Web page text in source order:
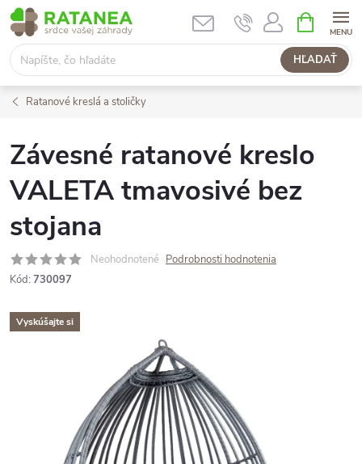
Prejsť
na
obsah
HĽADAŤ
KOŠÍK
Ratanové kreslá a stoličky
Závesné ratanové kreslo
VALETA tmavosivé bez
stojana
Neohodnotené Podrobnosti hodnotenia
Kód: 730097
Vyskúšajte si